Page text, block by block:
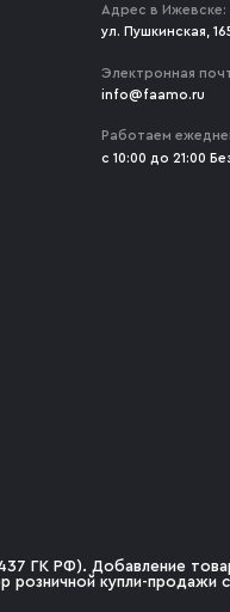
Адрес в Ижевске:
ул. Пушкинская,
Электронная
info@faamo.ru
Работаем
с 10:00 до 21:00
ГК РФ). Добавление
розничной купли-продажи